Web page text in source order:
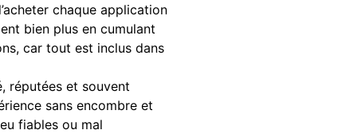
chaque application
bien plus en cumulant
car tout est inclus dans
réputées et souvent
sans encombre et
fiables ou mal